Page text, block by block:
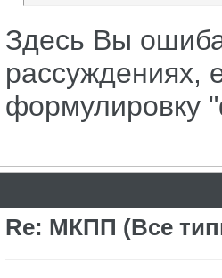
Здесь Вы
рассуждениях,
формулировку
Re: МКПП (Все